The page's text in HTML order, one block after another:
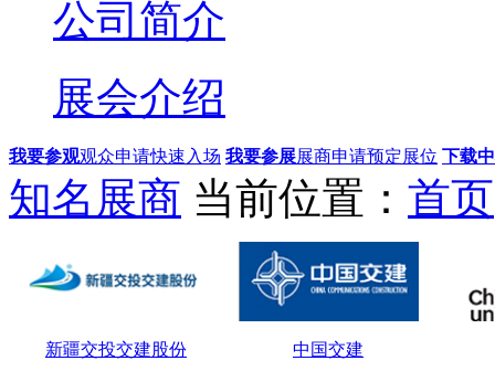
公司简介
展会介绍
我要参观观众申请快速入场 我要参展展商申请预定展位 下载
知名展商 当前位置： 首页
新疆交投交建股份 中国交建